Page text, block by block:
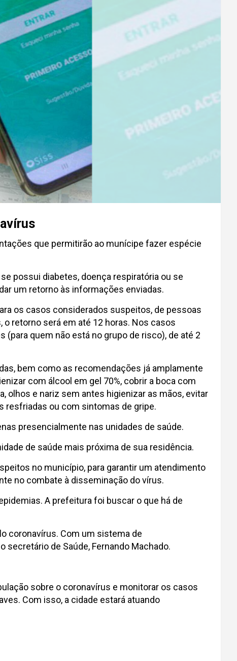
que permitirão ao munícipe fazer espécie
possui diabetes, doença respiratória ou se
um retorno às informações enviadas.
os casos considerados suspeitos, de pessoas
retorno será em até 12 horas. Nos casos
quem não está no grupo de risco), de até 2
bem como as recomendações já amplamente
com álcool em gel 70%, cobrir a boca com
olhos e nariz sem antes higienizar as mãos, evitar
resfriadas ou com sintomas de gripe.
presencialmente nas unidades de saúde.
de saúde mais próxima de sua residência.
no município, para garantir um atendimento
no combate à disseminação do vírus.
A prefeitura foi buscar o que há de
coronavírus. Com um sistema de
de Saúde, Fernando Machado.
sobre o coronavírus e monitorar os casos
Com isso, a cidade estará atuando